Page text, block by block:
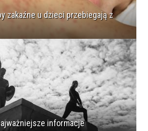
zakaźne u dzieci przebiegają z
informacje